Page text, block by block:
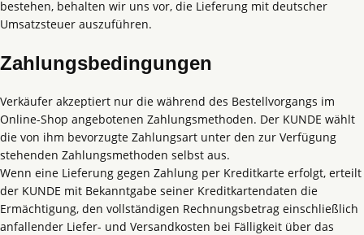
bestehen, behalten wir uns vor, die Lieferung mit deutscher
Umsatzsteuer auszuführen.
Zahlungsbedingungen
Verkäufer akzeptiert nur die während des Bestellvorgangs im
Online-Shop angebotenen Zahlungsmethoden. Der KUNDE wählt
die von ihm bevorzugte Zahlungsart unter den zur Verfügung
stehenden Zahlungsmethoden selbst aus.
Wenn eine Lieferung gegen Zahlung per Kreditkarte erfolgt, erteilt
der KUNDE mit Bekanntgabe seiner Kreditkartendaten die
Ermächtigung, den vollständigen Rechnungsbetrag einschließlich
anfallender Liefer- und Versandkosten bei Fälligkeit über das